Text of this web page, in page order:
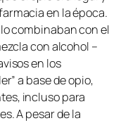
en la época.
combinaban con el
con alcohol –
en los
a base de opio,
incluso para
A pesar de la